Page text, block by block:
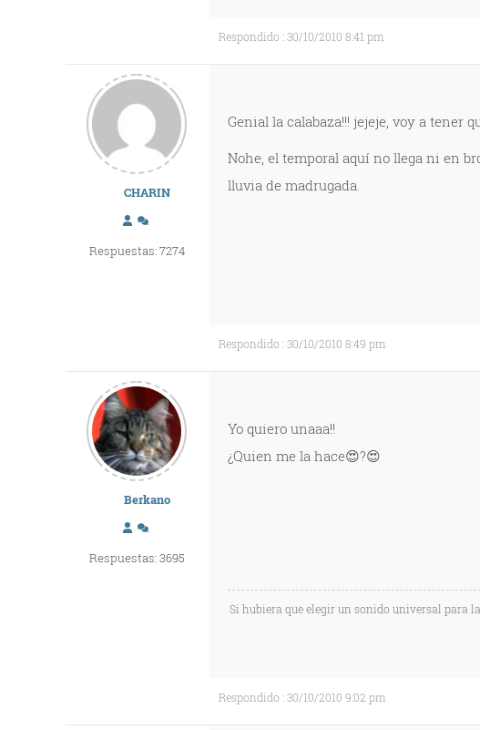
Respondido : 30/10/2010 8:41 pm
CHARIN
Respuestas: 7274
Genial la calabaza!!! jejeje, voy a tener
Nohe, el temporal aquí no llega ni en
lluvia de madrugada.
Respondido : 30/10/2010 8:49 pm
Berkano
Respuestas: 3695
Yo quiero unaaa!!
¿Quien me la hace😍?😍
Si hubiera que elegir un sonido universal para
Respondido : 30/10/2010 9:02 pm